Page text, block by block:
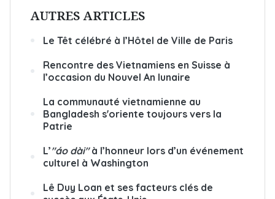
AUTRES ARTICLES
Le Têt célébré à l’Hôtel de Ville de Paris
Rencontre des Vietnamiens en Suisse à
l’occasion du Nouvel An lunaire
La communauté vietnamienne au
Bangladesh s'oriente toujours vers la
Patrie
L’"áo dài"à l’honneur lors d’un événement
culturel à Washington
Lê Duy Loan et ses facteurs clés de